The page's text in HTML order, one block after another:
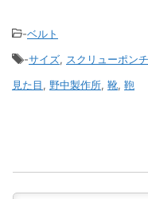
-ベルト
-サイズ, スクリューポンチ
見た目, 野中製作所, 靴, 鞄